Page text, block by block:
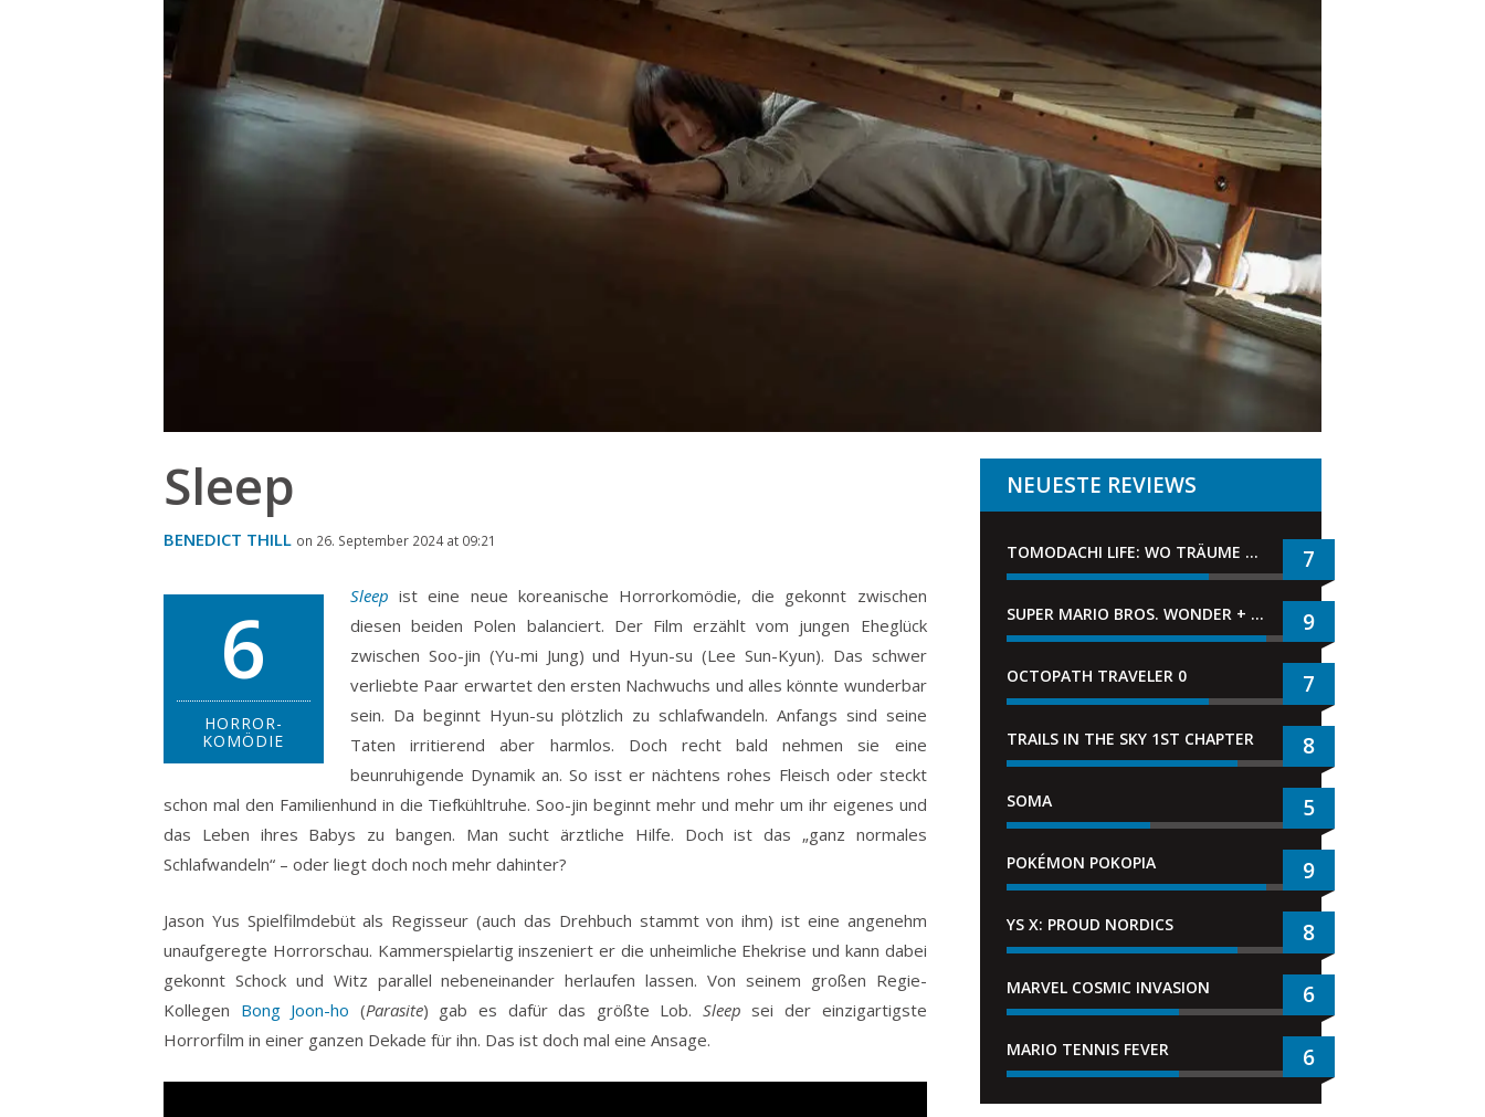
Sleep
BENEDICT THILL on 26. September 2024 at 09:21
6
HORROR-
KOMÖDIE
Sleep ist eine neue koreanische Horrorkomödie, die gekonnt zwischen
diesen beiden Polen balanciert. Der Film erzählt vom jungen Eheglück
zwischen Soo-jin (Yu-mi Jung) und Hyun-su (Lee Sun-Kyun). Das schwer
verliebte Paar erwartet den ersten Nachwuchs und alles könnte wunderbar
sein. Da beginnt Hyun-su plötzlich zu schlafwandeln. Anfangs sind seine
Taten irritierend aber harmlos. Doch recht bald nehmen sie eine
beunruhigende Dynamik an. So isst er nächtens rohes Fleisch oder steckt
schon mal den Familienhund in die Tiefkühltruhe. Soo-jin beginnt mehr und mehr um ihr eigenes und
das Leben ihres Babys zu bangen. Man sucht ärztliche Hilfe. Doch ist das „ganz normales
Schlafwandeln“ – oder liegt doch noch mehr dahinter?
Jason Yus Spielfilmdebüt als Regisseur (auch das Drehbuch stammt von ihm) ist eine angenehm
unaufgeregte Horrorschau. Kammerspielartig inszeniert er die unheimliche Ehekrise und kann dabei
gekonnt Schock und Witz parallel nebeneinander herlaufen lassen. Von seinem großen Regie-
Kollegen Bong Joon-ho (Parasite) gab es dafür das größte Lob. Sleep sei der einzigartigste
Horrorfilm in einer ganzen Dekade für ihn. Das ist doch mal eine Ansage.
NEUESTE REVIEWS
TOMODACHI LIFE: WO TRÄUME WAHR WERDEN 7
SUPER MARIO BROS. WONDER + GEMEINSAM IM BELLABEL-PARK 9
OCTOPATH TRAVELER 0 7
TRAILS IN THE SKY 1ST CHAPTER 8
SOMA 5
POKÉMON POKOPIA 9
YS X: PROUD NORDICS 8
MARVEL COSMIC INVASION 6
MARIO TENNIS FEVER 6